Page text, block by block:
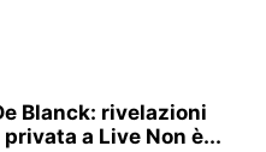
Blanck: rivelazioni
a Live Non è...